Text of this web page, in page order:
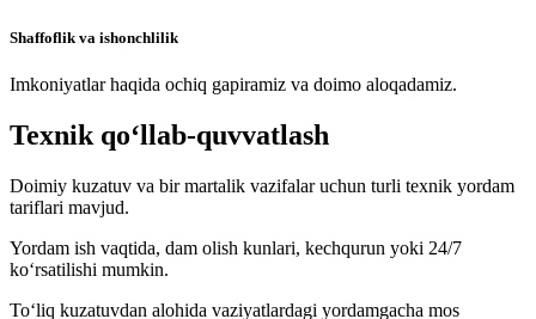
Shaffoflik va ishonchlilik
Imkoniyatlar haqida ochiq gapiramiz va doimo aloqadamiz.
Texnik qo‘llab-quvvatlash
Doimiy kuzatuv va bir martalik vazifalar uchun turli texnik yordam
tariflari mavjud.
Yordam ish vaqtida, dam olish kunlari, kechqurun yoki 24/7
ko‘rsatilishi mumkin.
To‘liq kuzatuvdan alohida vaziyatlardagi yordamgacha mos